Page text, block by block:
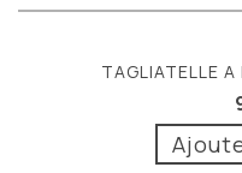
TAGLIATELLE A